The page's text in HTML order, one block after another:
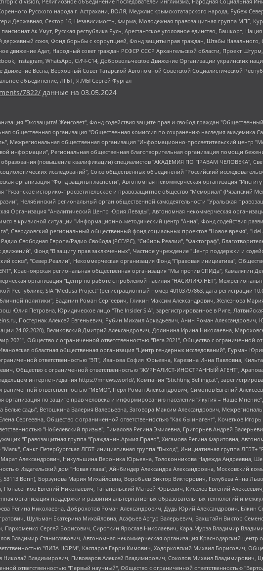
Русского народа г. Астрахани, ВОЛЯ, Меджлис крымскотатарского народа, Рубеж
Державная, Сектор 16, Независимость, Фирма, Молодежная правозащитная группа МПГ,
Ак Умут, Русская республика Русь, Арестантское уголовное единство, Башкорт,
союз, Фонд борьбы с коррупцией, Фонд защиты прав граждан, Штабы Навального,
движение Адат, Народный совет граждан РСФСР СССР Архангельской области, Проект
Instagram, WhatsApp, СИЧ-С14, Добровольческое Движение Организации украинских
Весна, Верховный Совет Татарской Автономной Советской Социалистической
объединение, ЛГБТ, Я.МЫ Сергей Фургал
7822/ данные на 03.05.2024
устойчивому развитию "Серебряная тайга", Свердловский региональный общественный фонд социальных проектов "Новое время", "Idel.Реалии", Кавказ.Реалии, Крым.Реалии, Телеканал Настоящее Время, Татаро-башкирская служба Радио Свобода (Azatliq Radiosi), Радио Свободная Европа/Радио Свобода (PCE/PC), "Сибирь.Реалии", "Фактограф", Благотворительный фонд помощи осужденным и их семьям, Автономная некоммерческая организация "Институт глобализации и социальных движений", Фонд "В защиту прав заключенных", Частное учреждение "Центр поддержки и содействия развитию средств массовой информации", Пензенский региональный общественный благотворительный фонд "Гражданский союз", "Север.Реалии", Некоммерческая организация Фонд "Правовая инициатива", Общество с ограниченной ответственностью "Радио Свободная Европа/Радио Свобода", Чешское информационное агентство "MEDIUM-ORIENT", Красноярская региональная общественная организация "Мы против СПИДа", Камалягин Денис Николаевич, Маркелов Сергей Евгеньевич, Пономарев Лев Александрович, Савицкая Людмила Алексеевна, Автономная некоммерческая организация "Центр по работе с проблемой насилия "НАСИЛИЮ.НЕТ", Межрегиональный профессиональный союз работников здравоохранения "Альянс врачей", Юридическое лицо, зарегистрированное в Латвийской Республике, SIA "Medusa Project" (регистрационный номер 40103797863, дата регистрации 10.06.2014), Некоммерческая организация "Фонд по борьбе с коррупцией", Автономная некоммерческая организация "Институт права и публичной политики", Баданин Роман Сергеевич, Гликин Максим Александрович, Железнова Мария Михайловна, Лукьянова Юлия Сергеевна, Маетная Елизавета Витальевна, Маняхин Петр Борисович, Чуракова Ольга Владимировна, Ярош Юлия Петровна, Юридическое лицо "The Insider SIA", зарегистрированное в Риге, Латвийская Республика (дата регистрации 26.06.2015), являющееся администратором доменного имени интернет-издания "The Insider SIA", https://theins.ru, Постернак Алексей Евгеньевич, Рубин Михаил Аркадьевич, Анин Роман Александрович, Юридическое лицо Istories fonds, зарегистрированное в Латвийской Республике (регистрационный номер 50008295751, дата регистрации 24.02.2020), Великовский Дмитрий Александрович, Долинина Ирина Николаевна, Мароховская Алеся Алексеевна, Шлейнов Роман Юрьевич, Шмагун Олеся Валентиновна, Общество с ограниченной ответственностью "Альтаир 2021", Общество с ограниченной ответственностью "Вега 2021", Общество с ограниченной ответственностью "Главный редактор 2021", Общество с ограниченной ответственностью "Ромашки монолит", Важенков Артем Валерьевич, Ивановская областная общественная организация "Центр гендерных исследований", Гурман Юрий Альбертович, Медиапроект "ОВД-Инфо", Егоров Владимир Владимирович, Жилинский Владимир Александрович, Общество с ограниченной ответственностью "ЗП", Иванова София Юрьевна, Карезина Инна Павловна, Кильтау Екатерина Викторовна, Петров Алексей Викторович, Пискунов Сергей Евгеньевич, Смирнов Сергей Сергеевич, Тихонов Михаил Сергеевич, Общество с ограниченной ответственностью "ЖУРНАЛИСТ-ИНОСТРАННЫЙ АГЕНТ", Арапова Галина Юрьевна, Вольтская Татьяна Анатольевна, Американская компания "Mason G.E.S. Anonymous Foundation" (США), являющаяся владельцем интернет-издания https://mnews.world/, Компания "Stichting Bellingcat", зарегистрированная в Нидерландах (дата регистрации 11.07.2018), Захаров Андрей Вячеславович, Клепиковская Екатерина Дмитриевна, Общество с ограниченной ответственностью "МЕМО", Перл Роман Александрович, Симонов Евгений Алексеевич, Соловьева Елена Анатольевна, Сотников Даниил Владимирович, Сурначева Елизавета Дмитриевна, Автономная некоммерческая организация по защите прав человека и информированию населения "Якутия – Наше Мнение", Общество с ограниченной ответственностью "Москоу диджитал медиа", с 26.01.2023 Общество с ограниченной ответственностью "Чайка Белые сады", Ветошкина Валерия Валерьевна, Заговора Максим Александрович, Межрегиональное общественное движение "Российская ЛГБТ - сеть", Оленичев Максим Владимирович, Павлов Иван Юрьевич, Скворцова Елена Сергеевна, Общество с ограниченной ответственностью